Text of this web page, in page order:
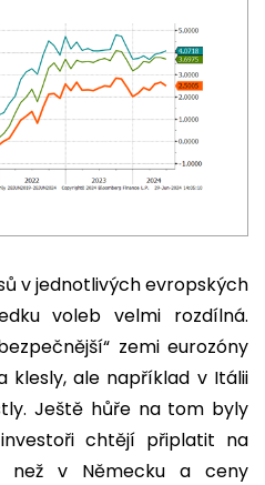
v jednotlivých evropských
voleb velmi rozdílná.
zemi eurozóny
klesly, ale například v Itálii
Ještě hůře na tom byly
chtějí připlatit na
než v Německu a ceny